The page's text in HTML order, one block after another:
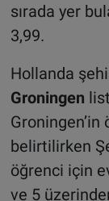
sırada yer
3,99.
Hollanda
Groningen
belirtilirken
öğrenci için
ve 5